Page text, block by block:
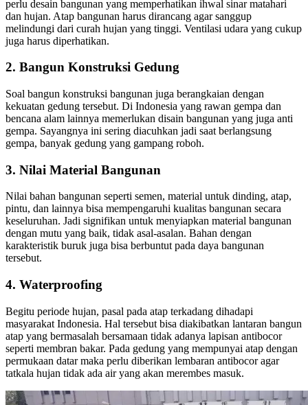
perlu desain bangunan yang memperhatikan ihwal sinar matahari
dan hujan. Atap bangunan harus dirancang agar sanggup
melindungi dari curah hujan yang tinggi. Ventilasi udara yang cukup
juga harus diperhatikan.
2. Bangun Konstruksi Gedung
Soal bangun konstruksi bangunan juga berangkaian dengan
kekuatan gedung tersebut. Di Indonesia yang rawan gempa dan
bencana alam lainnya memerlukan disain bangunan yang juga anti
gempa. Sayangnya ini sering diacuhkan jadi saat berlangsung
gempa, banyak gedung yang gampang roboh.
3. Nilai Material Bangunan
Nilai bahan bangunan seperti semen, material untuk dinding, atap,
pintu, dan lainnya bisa mempengaruhi kualitas bangunan secara
keseluruhan. Jadi signifikan untuk menyiapkan material bangunan
dengan mutu yang baik, tidak asal-asalan. Bahan dengan
karakteristik buruk juga bisa berbuntut pada daya bangunan
tersebut.
4. Waterproofing
Begitu periode hujan, pasal pada atap terkadang dihadapi
masyarakat Indonesia. Hal tersebut bisa diakibatkan lantaran bangun
atap yang bermasalah bersamaan tidak adanya lapisan antibocor
seperti membran bakar. Pada gedung yang mempunyai atap dengan
permukaan datar maka perlu diberikan lembaran antibocor agar
tatkala hujan tidak ada air yang akan merembes masuk.